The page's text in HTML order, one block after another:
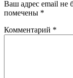
Ваш адрес email не
помечены *
Комментарий *